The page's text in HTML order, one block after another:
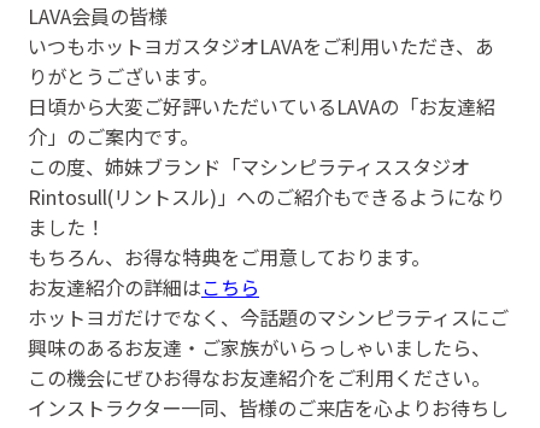
LAVA会員の皆様
いつもホットヨガスタジオLAVAをご利用いただき、あ
りがとうございます。
日頃から大変ご好評いただいているLAVAの「お友達紹
介」のご案内です。
この度、姉妹ブランド「マシンピラティススタジオ
Rintosull(リントスル)」へのご紹介もできるようになり
ました！
もちろん、お得な特典をご用意しております。
お友達紹介の詳細はこちら
ホットヨガだけでなく、今話題のマシンピラティスにご
興味のあるお友達・ご家族がいらっしゃいましたら、
この機会にぜひお得なお友達紹介をご利用ください。
インストラクター一同、皆様のご来店を心よりお待ちし